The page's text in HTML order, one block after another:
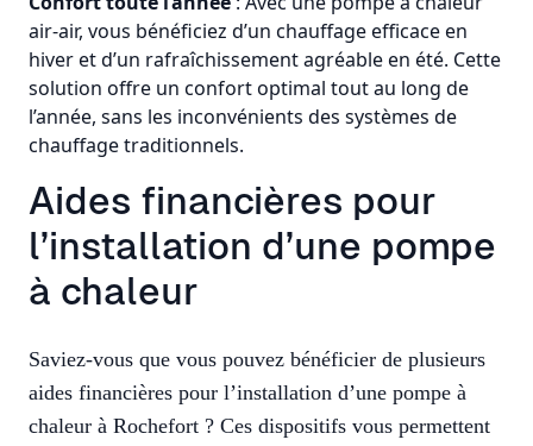
air-air, vous bénéficiez d’un chauffage efficace en
hiver et d’un rafraîchissement agréable en été. Cette
solution offre un confort optimal tout au long de
l’année, sans les inconvénients des systèmes de
chauffage traditionnels.
Aides financières pour
l’installation d’une pompe
à chaleur
Saviez-vous que vous pouvez bénéficier de plusieurs
aides financières pour l’installation d’une pompe à
chaleur à Rochefort ? Ces dispositifs vous permettent